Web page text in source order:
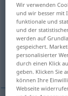
ninharia [niɲɜˈriɜ]
Übersicht
(Für mehr Details
Lappalie,
Wir verwenden
und wir besser mit
funktionale und
und der
werden auf
gespeichert.
personalisierter
durch einen Klick
geben. Klicken Sie
können Ihre
Webseite